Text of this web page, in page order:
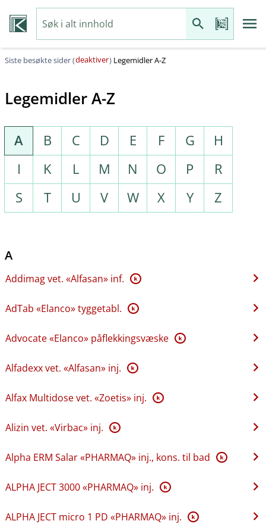
Siste besøkte sider (deaktiver) Legemidler A-Z
Legemidler A-Z
A B C D E F G
H
I
K L M N O P
R
S
T U V W X Y Z
A
Addimag vet. «Alfasan» inf. K
AdTab «Elanco» tyggetabl. K
Advocate «Elanco» påflekkingsvæske K
Alfadexx vet. «Alfasan» inj. K
Alfax Multidose vet. «Zoetis» inj. K
Alizin vet. «Virbac» inj. K
Alpha ERM Salar «PHARMAQ» inj., kons. til bad K
ALPHA JECT 3000 «PHARMAQ» inj. K
ALPHA JECT micro 1 PD «PHARMAQ» inj. K